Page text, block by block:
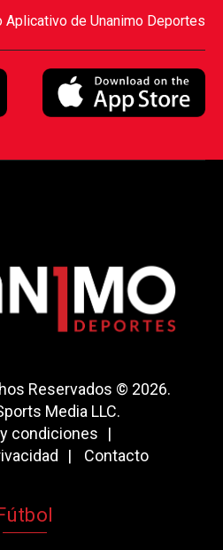
Aplicativo de Unanimo Deportes
Reservados © 2026.
Media LLC.
condiciones
Contacto